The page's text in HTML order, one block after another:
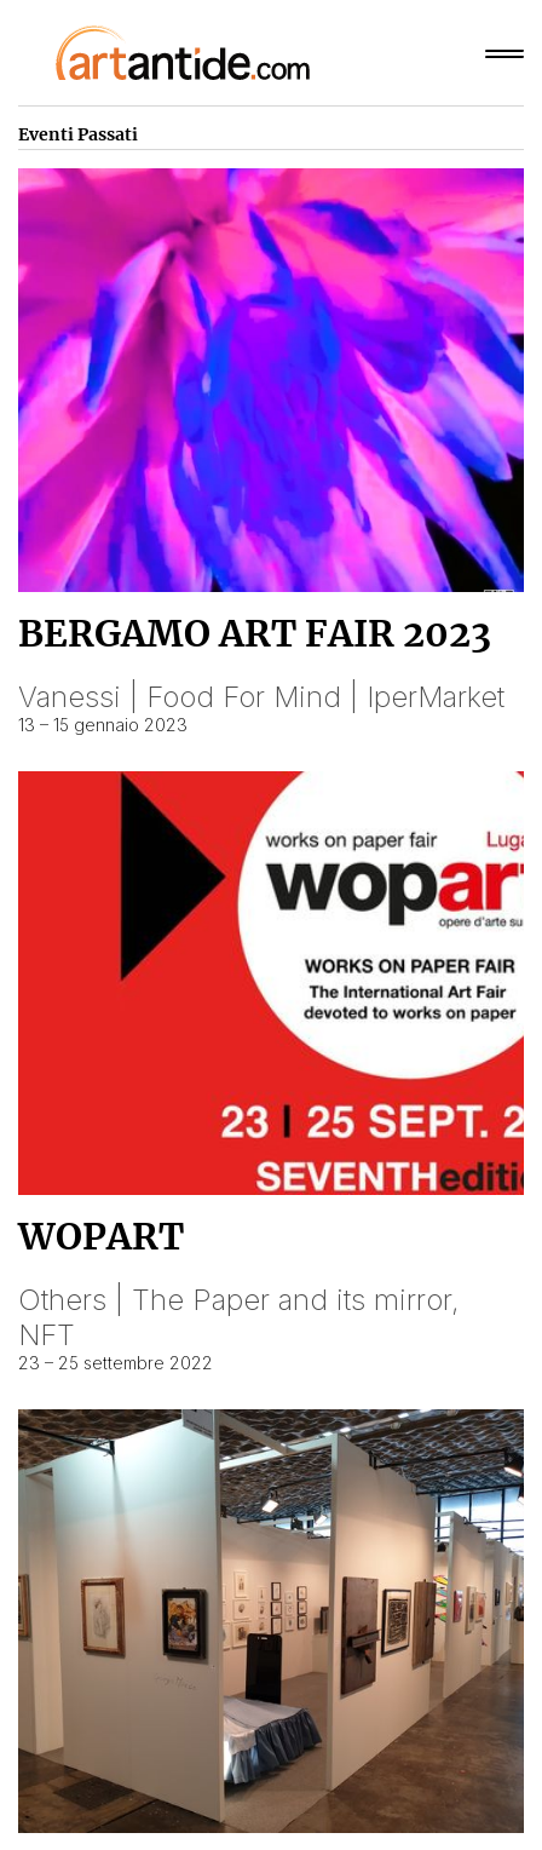
Eventi Passati
BERGAMO ART FAIR 2023
Vanessi | Food For Mind | IperMarket
13 – 15 gennaio 2023
WOPART
Others | The Paper and its mirror,
NFT
23 – 25 settembre 2022